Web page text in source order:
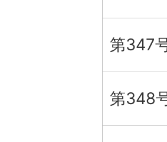
第347
第348